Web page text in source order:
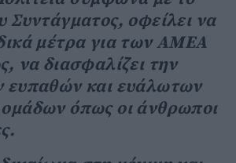
Συντάγματος, οφείλει να
μέτρα για των ΑΜΕΑ
να διασφαλίζει την
ευπαθών και ευάλωτων
όπως οι άνθρωποι